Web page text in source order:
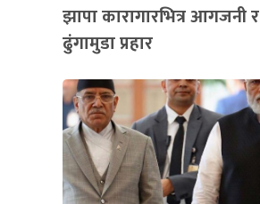
झापा कारागारभित्र आगजनी र
ढुंगामुडा प्रहार